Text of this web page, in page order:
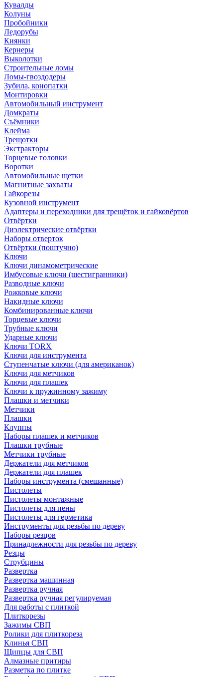
Кувалды
Колуны
Пробойники
Ледорубы
Киянки
Кернеры
Выколотки
Строительные ломы
Ломы-гвоздодеры
Зубила, конопатки
Монтировки
Автомобильный инструмент
Домкраты
Съёмники
Клейма
Трещотки
Экстракторы
Торцевые головки
Воротки
Автомобильные щетки
Магнитные захваты
Гайкорезы
Кузовной инструмент
Адаптеры и переходники для трещёток и гайковёртов
Отвёртки
Диэлектрические отвёртки
Наборы отверток
Отвёртки (поштучно)
Ключи
Ключи динамометрические
Имбусовые ключи (шестигранники)
Разводные ключи
Рожковые ключи
Накидные ключи
Комбинированные ключи
Торцевые ключи
Трубные ключи
Ударные ключи
Ключи TORX
Ключи для инструмента
Ступенчатые ключи (для американок)
Ключи для метчиков
Ключи для плашек
Ключи к пружинному зажиму
Плашки и метчики
Метчики
Плашки
Клуппы
Наборы плашек и метчиков
Плашки трубные
Метчики трубные
Держатели для метчиков
Держатели для плашек
Наборы инструмента (смешанные)
Пистолеты
Пистолеты монтажные
Пистолеты для пены
Пистолеты для герметика
Инструменты для резьбы по дереву
Наборы резцов
Принадлежности для резьбы по дереву
Резцы
Струбцины
Развертка
Развертка машинная
Развертка ручная
Развертка ручная регулируемая
Для работы с плиткой
Плиткорезы
Зажимы СВП
Ролики для плиткореза
Клинья СВП
Щипцы для СВП
Алмазные притиры
Разметка по плитке